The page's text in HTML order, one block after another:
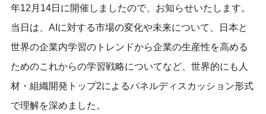
年12月14日に開催しましたので、お知らせいたします。
当日は、AIに対する市場の変化や未来について、日本と
世界の企業内学習のトレンドから企業の生産性を高める
ためのこれからの学習戦略についてなど、世界的にも人
材・組織開発トップ2によるパネルディスカッション形式
で理解を深めました。